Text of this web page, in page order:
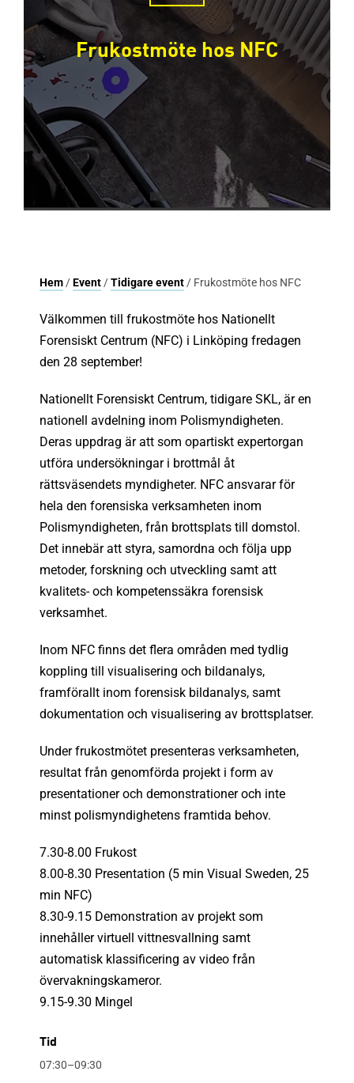
Frukostmöte hos NFC
Hem/Event/Tidigare event/ Frukostmöte hos NFC
Välkommen till frukostmöte hos Nationellt
Forensiskt Centrum (NFC) i Linköping fredagen
den 28 september!
Nationellt Forensiskt Centrum, tidigare SKL, är en
nationell avdelning inom Polismyndigheten.
Deras uppdrag är att som opartiskt expertorgan
utföra undersökningar i brottmål åt
rättsväsendets myndigheter. NFC ansvarar för
hela den forensiska verksamheten inom
Polismyndigheten, från brottsplats till domstol.
Det innebär att styra, samordna och följa upp
metoder, forskning och utveckling samt att
kvalitets- och kompetenssäkra forensisk
verksamhet.
Inom NFC finns det flera områden med tydlig
koppling till visualisering och bildanalys,
framförallt inom forensisk bildanalys, samt
dokumentation och visualisering av brottsplatser.
Under frukostmötet presenteras verksamheten,
resultat från genomförda projekt i form av
presentationer och demonstrationer och inte
minst polismyndighetens framtida behov.
7.30-8.00 Frukost
8.00-8.30 Presentation (5 min Visual Sweden, 25
min NFC)
8.30-9.15 Demonstration av projekt som
innehåller virtuell vittnesvallning samt
automatisk klassificering av video från
övervakningskameror.
9.15-9.30 Mingel
Tid
07:30–09:30